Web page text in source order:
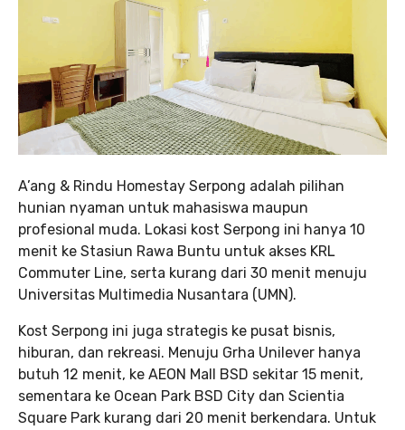
A’ang & Rindu Homestay Serpong adalah pilihan
hunian nyaman untuk mahasiswa maupun
profesional muda. Lokasi kost Serpong ini hanya 10
menit ke Stasiun Rawa Buntu untuk akses KRL
Commuter Line, serta kurang dari 30 menit menuju
Universitas Multimedia Nusantara (UMN).
Kost Serpong ini juga strategis ke pusat bisnis,
hiburan, dan rekreasi. Menuju Grha Unilever hanya
butuh 12 menit, ke AEON Mall BSD sekitar 15 menit,
sementara ke Ocean Park BSD City dan Scientia
Square Park kurang dari 20 menit berkendara. Untuk